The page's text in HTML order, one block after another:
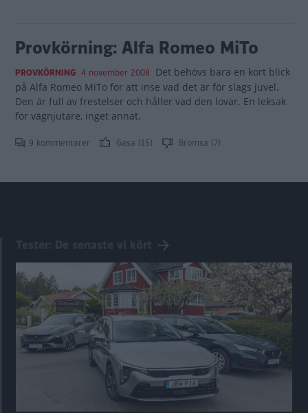
Provkörning: Alfa Romeo MiTo
PROVKÖRNING 4 november 2008 Det behövs bara en kort blick
på Alfa Romeo MiTo för att inse vad det är för slags juvel.
Den är full av frestelser och håller vad den lovar. En leksak
för vägnjutare, inget annat.
9 kommentarer Gasa (15) Bromsa (7)